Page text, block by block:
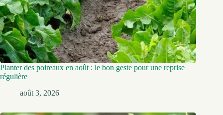
Planter des poireaux en août : le bon geste pour une reprise
régulière
août 3, 2026